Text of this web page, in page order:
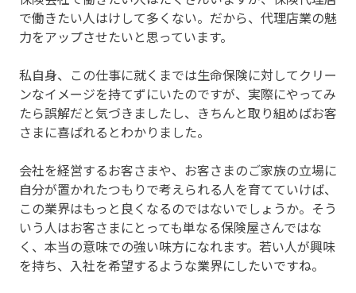
で働きたい人はけして多くない。だから、代理店業の魅
力をアップさせたいと思っています。
私自身、この仕事に就くまでは生命保険に対してクリー
ンなイメージを持てずにいたのですが、実際にやってみ
たら誤解だと気づきましたし、きちんと取り組めばお客
さまに喜ばれるとわかりました。
会社を経営するお客さまや、お客さまのご家族の立場に
自分が置かれたつもりで考えられる人を育てていけば、
この業界はもっと良くなるのではないでしょうか。そう
いう人はお客さまにとっても単なる保険屋さんではな
く、本当の意味での強い味方になれます。若い人が興味
を持ち、入社を希望するような業界にしたいですね。